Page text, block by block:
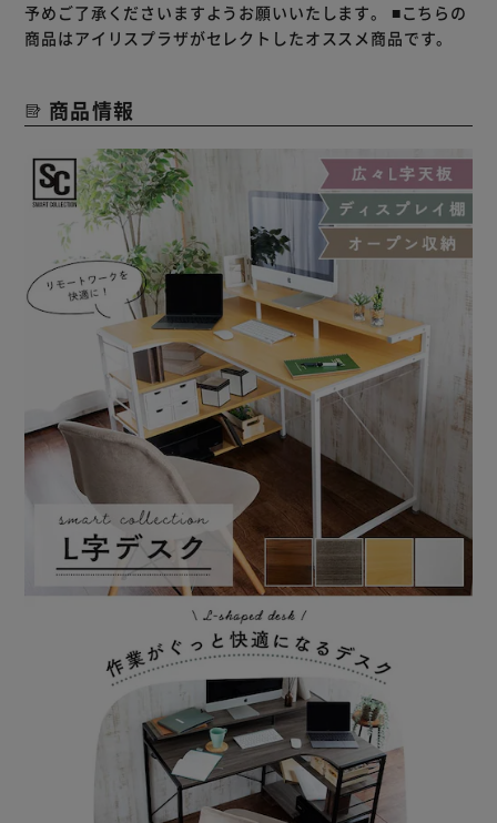
★お客様組立★
予めご了承くださいますようお願いいたします。 ■こちらの
商品はアイリスプラザがセレクトしたオススメ商品です。
商品情報